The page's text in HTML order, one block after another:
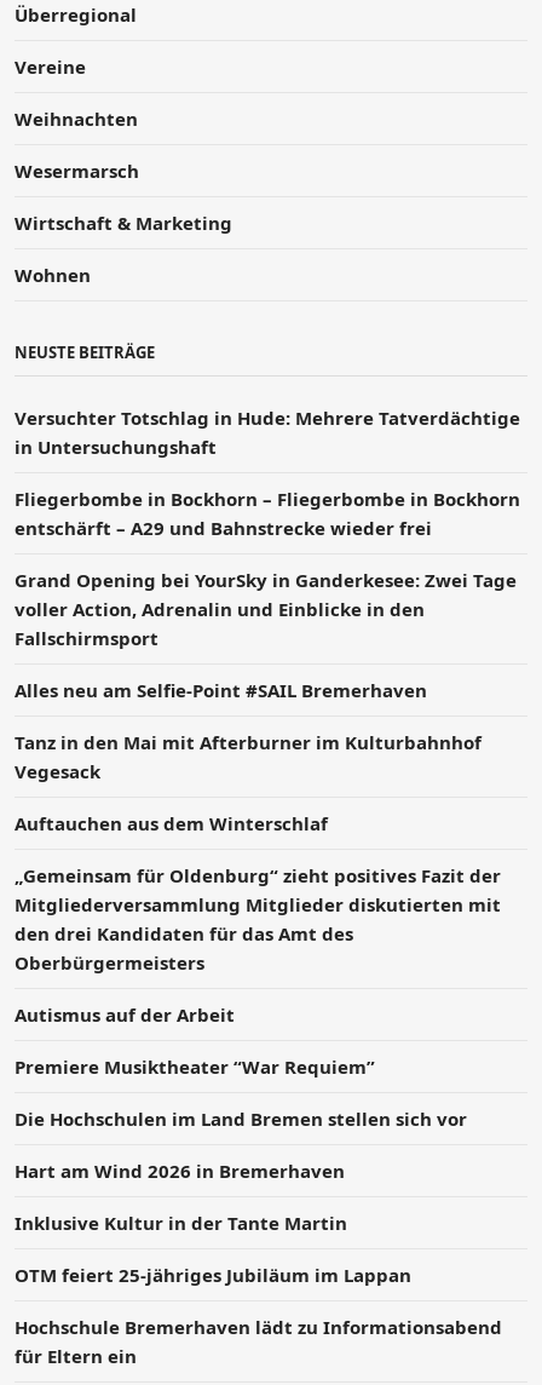
Überregional
Vereine
Weihnachten
Wesermarsch
Wirtschaft & Marketing
Wohnen
NEUSTE BEITRÄGE
Versucht­er Totschlag in Hude: Mehrere Tatverdächtige
in Untersuchungshaft
Fliegerbombe in Bockhorn – Fliegerbombe in Bockhorn
entschärft – A29 und Bahnstrecke wieder frei
Grand Opening bei YourSky in Ganderkesee: Zwei Tage
voller Action, Adrenalin und Einblicke in den
Fallschirmsport
Alles neu am Selfie-Point #SAIL Bremerhaven
Tanz in den Mai mit Afterburner im Kulturbahnhof
Vegesack
Auftauchen aus dem Winterschlaf
„Gemeinsam für Oldenburg“ zieht positives Fazit der
Mitgliederversammlung Mitglieder diskutierten mit
den drei Kandidaten für das Amt des
Oberbürgermeisters
Autismus auf der Arbeit
Premiere Musiktheater “War Requiem”
Die Hochschulen im Land Bremen stellen sich vor
Hart am Wind 2026 in Bremerhaven
Inklusive Kultur in der Tante Martin
OTM feiert 25-jähriges Jubiläum im Lappan
Hochschule Bremerhaven lädt zu Informationsabend
für Eltern ein